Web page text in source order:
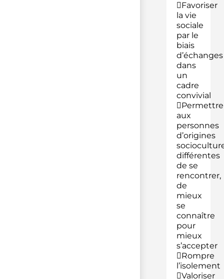
Favoriser
la vie
sociale
par le
biais
d’échanges
dans
un
cadre
convivial
Permettre
aux
personnes
d’origines
différentes
de se
rencontrer,
de
mieux
se
connaître
pour
mieux
s’accepter
Rompre
l’isolement
Valoriser